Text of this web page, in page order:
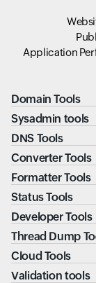
Application
Domain Tools
Sysadmin tools
DNS Tools
Converter Tools
Formatter Tools
Status Tools
Developer Tools
Thread Dump
Cloud Tools
Validation tools